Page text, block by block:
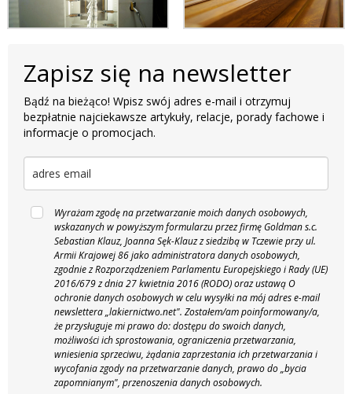
Zapisz się na newsletter
Bądź na bieżąco! Wpisz swój adres e-mail i otrzymuj
bezpłatnie najciekawsze artykuły, relacje, porady fachowe i
informacje o promocjach.
Wyrażam zgodę na przetwarzanie moich danych osobowych,
wskazanych w powyższym formularzu przez firmę Goldman s.c.
Sebastian Klauz, Joanna Sęk-Klauz z siedzibą w Tczewie przy ul.
Armii Krajowej 86 jako administratora danych osobowych,
zgodnie z Rozporządzeniem Parlamentu Europejskiego i Rady (UE)
2016/679 z dnia 27 kwietnia 2016 (RODO) oraz ustawą O
ochronie danych osobowych w celu wysyłki na mój adres e-mail
newslettera „lakiernictwo.net". Zostałem/am poinformowany/a,
że przysługuje mi prawo do: dostępu do swoich danych,
możliwości ich sprostowania, ograniczenia przetwarzania,
wniesienia sprzeciwu, żądania zaprzestania ich przetwarzania i
wycofania zgody na przetwarzanie danych, prawo do „bycia
zapomnianym", przenoszenia danych osobowych.